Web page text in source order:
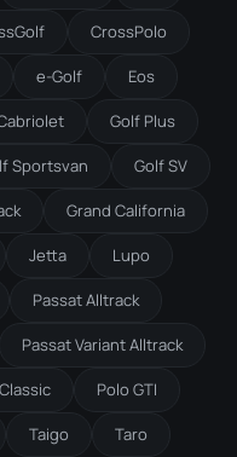
CrossPolo
e-Golf Eos
Golf Plus
Sportsvan Golf SV
Grand California
Jetta Lupo
Passat Alltrack
Passat Variant Alltrack
Polo GTI
Taigo Taro